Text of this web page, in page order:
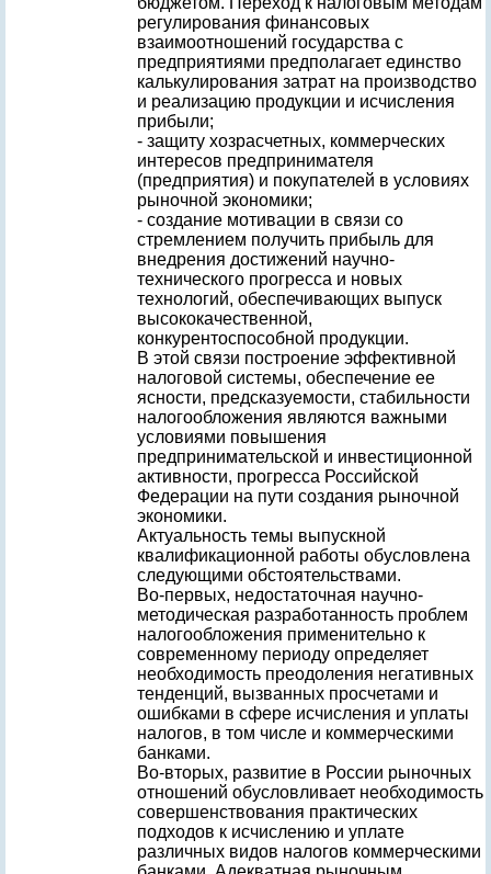
регулирования финансовых
взаимоотношений государства с
предприятиями предполагает единство
калькулирования затрат на производство
и реализацию продукции и исчисления
прибыли;
- защиту хозрасчетных, коммерческих
интересов предпринимателя
(предприятия) и покупателей в условиях
рыночной экономики;
- создание мотивации в связи со
стремлением получить прибыль для
внедрения достижений научно-
технического прогресса и новых
технологий, обеспечивающих выпуск
высококачественной,
конкурентоспособной продукции.
В этой связи построение эффективной
налоговой системы, обеспечение ее
ясности, предсказуемости, стабильности
налогообложения являются важными
условиями повышения
предпринимательской и инвестиционной
активности, прогресса Российской
Федерации на пути создания рыночной
экономики.
Актуальность темы выпускной
квалификационной работы обусловлена
следующими обстоятельствами.
Во-первых, недостаточная научно-
методическая разработанность проблем
налогообложения применительно к
современному периоду определяет
необходимость преодоления негативных
тенденций, вызванных просчетами и
ошибками в сфере исчисления и уплаты
налогов, в том числе и коммерческими
банками.
Во-вторых, развитие в России рыночных
отношений обусловливает необходимость
совершенствования практических
подходов к исчислению и уплате
различных видов налогов коммерческими